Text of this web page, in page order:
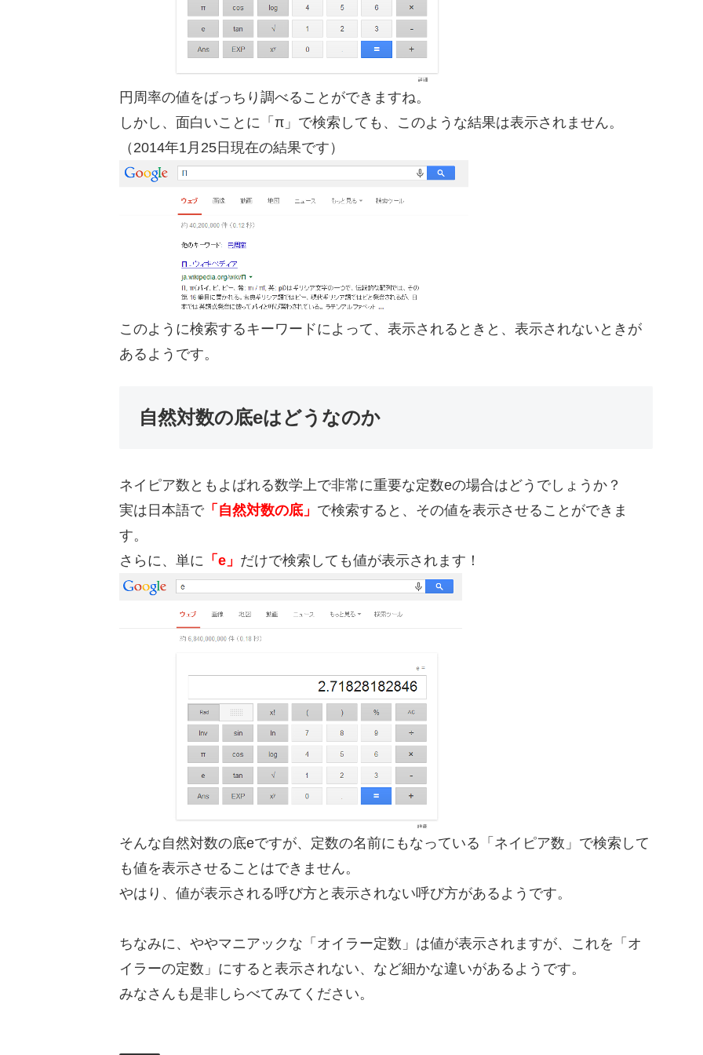
円周率の値をばっちり調べることができますね。
しかし、面白いことに「π」で検索しても、このような結果は表示されません。
（2014年1月25日現在の結果です）
このように検索するキーワードによって、表示されるときと、表示されないときが
あるようです。
自然対数の底eはどうなのか
ネイピア数ともよばれる数学上で非常に重要な定数eの場合はどうでしょうか？
実は日本語で「自然対数の底」 で検索すると、その値を表示させることができま
す。
さらに、単に 「e」 だけで検索しても値が表示されます！
そんな自然対数の底eですが、定数の名前にもなっている「ネイピア数」で検索して
も値を表示させることはできません。
やはり、値が表示される呼び方と表示されない呼び方があるようです。
ちなみに、ややマニアックな「オイラー定数」は値が表示されますが、これを「オ
イラーの定数」にすると表示されない、など細かな違いがあるようです。
みなさんも是非しらべてみてください。